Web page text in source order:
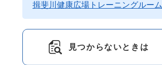
揖斐川健康広場トレーニングルーム
見つからないときは